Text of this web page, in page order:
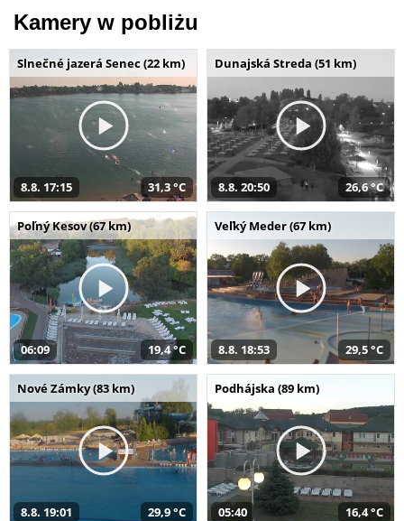
Kamery w pobliżu
Slnečné jazerá Senec (22 km)
8.8. 17:15 31,3 °C
Dunajská Streda (51 km)
8.8. 20:50 26,6 °C
Poľný Kesov (67 km)
06:09 19,4 °C
Veľký Meder (67 km)
8.8. 18:53 29,5 °C
Nové Zámky (83 km)
8.8. 19:01 29,9 °C
Podhájska (89 km)
05:40 16,4 °C